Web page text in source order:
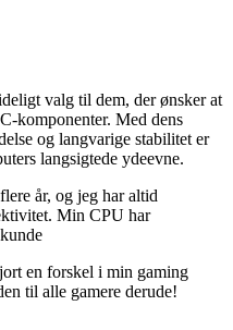
valg til dem, der ønsker at
komponenter. Med dens
og langvarige stabilitet er
langsigtede ydeevne.
år, og jeg har altid
Min CPU har
en forskel i min gaming
til alle gamere derude!